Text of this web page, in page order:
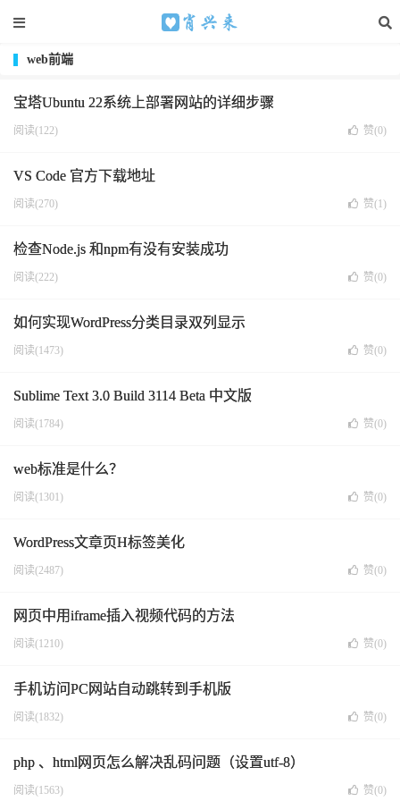
web前端
宝塔Ubuntu 22系统上部署网站的详细步骤
阅读(122) 赞(0)
VS Code 官方下载地址
阅读(270) 赞(1)
检查Node.js 和npm有没有安装成功
阅读(222) 赞(0)
如何实现WordPress分类目录双列显示
阅读(1473) 赞(0)
Sublime Text 3.0 Build 3114 Beta 中文版
阅读(1784) 赞(0)
web标准是什么？
阅读(1301) 赞(0)
WordPress文章页H标签美化
阅读(2487) 赞(0)
网页中用iframe插入视频代码的方法
阅读(1210) 赞(0)
手机访问PC网站自动跳转到手机版
阅读(1832) 赞(0)
php 、html网页怎么解决乱码问题（设置utf-8）
阅读(1563) 赞(0)